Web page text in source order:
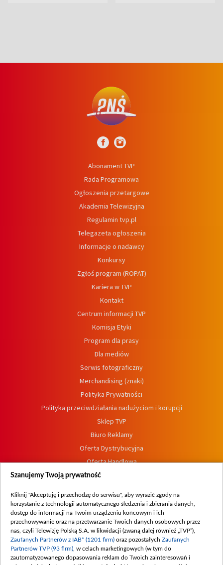
Abonament TVP
Rada Programowa
Ogłoszenia przetargowe
Akademia Telewizyjna
Regulamin tvp.pl
Telegazeta ogłoszenia
Informacje o nadawcy
Konkursy
Zgłoś program (ROPAT)
Kariera w TVP
Kontakt
Centrum informacji TVP
Komisja Etyki
Program dla prasy
Dla mediów
Serwis fotograficzny
Merchandising (znaki)
Polityka Prywatności
Polityka przeciwdziałania nadużyciom i korupcji
Sklep TVP
Biuro Reklamy
Oferta Dystrybucyjna
Oferta Handlowa
Dostępność
Procedura zgłoszeń wewnętrznych
Szanujemy Twoją prywatność
Kliknij "Akceptuję i przechodzę do serwisu", aby wyrazić zgody na
korzystanie z technologii automatycznego śledzenia i zbierania danych,
dostęp do informacji na Twoim urządzeniu końcowym i ich
przechowywanie oraz na przetwarzanie Twoich danych osobowych przez
nas, czyli Telewizję Polską S.A. w likwidacji (zwaną dalej również „TVP”),
Zaufanych Partnerów z IAB* (1201 firm) oraz pozostałych Zaufanych
Partnerów TVP (93 firm) , w celach marketingowych (w tym do
zautomatyzowanego dopasowania reklam do Twoich zainteresowań i